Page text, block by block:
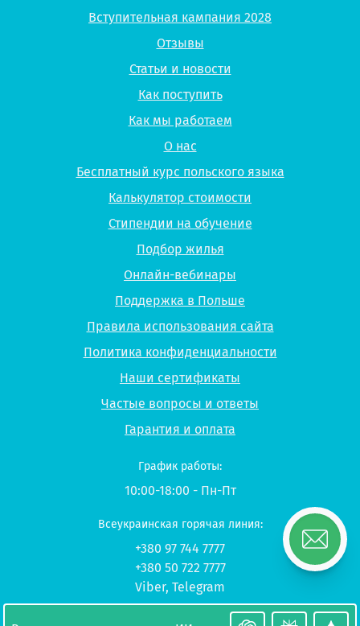
Вступительная кампания 2028
Отзывы
Статьи и новости
Как поступить
Как мы работаем
О нас
Бесплатный курс польского языка
Калькулятор стоимости
Стипендии на обучение
Подбор жилья
Онлайн-вебинары
Поддержка в Польше
Правила использования сайта
Политика конфиденциальности
Наши сертификаты
Частые вопросы и ответы
Гарантия и оплата
График работы:
10:00-18:00 - Пн-Пт
Всеукраинская горячая линия:
+380 97 744 7777
+380 50 722 7777
Viber, Telegram